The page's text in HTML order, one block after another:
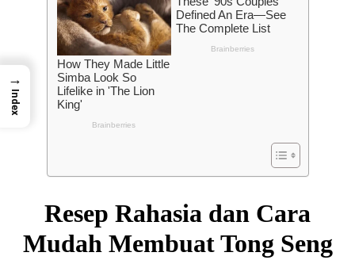
Resep Rahasia dan Cara
Mudah Membuat Tong Seng
→
Index